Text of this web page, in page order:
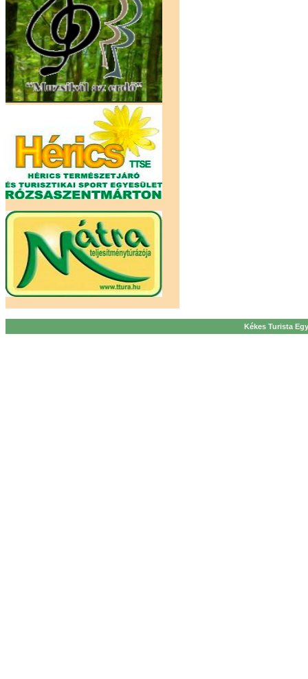
Kékes Turista